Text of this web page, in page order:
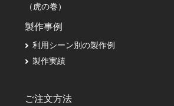
（虎の巻）
製作事例
利用シーン別の製作例
製作実績
ご注文方法